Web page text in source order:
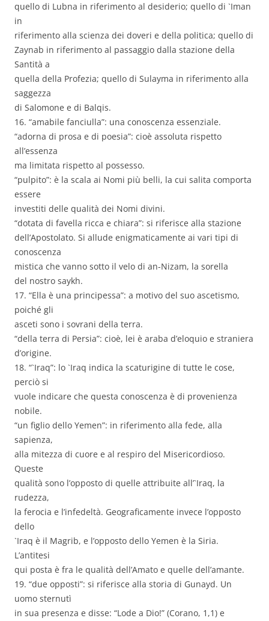
quello di Lubna in riferimento al desiderio; quello di `Iman
in
riferimento alla scienza dei doveri e della politica; quello di
Zaynab in riferimento al passaggio dalla stazione della
Santità a
quella della Profezia; quello di Sulayma in riferimento alla
saggezza
di Salomone e di Balqis.
16. “amabile fanciulla”: una conoscenza essenziale.
“adorna di prosa e di poesia”: cioè assoluta rispetto
all’essenza
ma limitata rispetto al possesso.
“pulpito”: è la scala ai Nomi più belli, la cui salita comporta
essere
investiti delle qualità dei Nomi divini.
“dotata di favella ricca e chiara”: si riferisce alla stazione
dell’Apostolato. Si allude enigmaticamente ai vari tipi di
conoscenza
mistica che vanno sotto il velo di an-Nizam, la sorella
del nostro saykh.
17. “Ella è una principessa”: a motivo del suo ascetismo,
poiché gli
asceti sono i sovrani della terra.
“della terra di Persia”: cioè, lei è araba d’eloquio e straniera
d’origine.
18. “`Iraq”: lo `Iraq indica la scaturigine di tutte le cose,
perciò si
vuole indicare che questa conoscenza è di provenienza
nobile.
“un figlio dello Yemen”: in riferimento alla fede, alla
sapienza,
alla mitezza di cuore e al respiro del Misericordioso.
Queste
qualità sono l’opposto di quelle attribuite all’`Iraq, la
rudezza,
la ferocia e l’infedeltà. Geograficamente invece l’opposto
dello
`Iraq è il Magrib, e l’opposto dello Yemen è la Siria.
L’antitesi
qui posta è fra le qualità dell’Amato e quelle dell’amante.
19. “due opposti”: si riferisce alla storia di Gunayd. Un
uomo sternutì
in sua presenza e disse: “Lode a Dio!” (Corano, 1,1) e